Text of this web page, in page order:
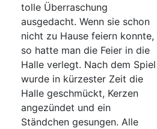
tolle Überraschung
ausgedacht. Wenn sie schon
nicht zu Hause feiern konnte,
so hatte man die Feier in die
Halle verlegt. Nach dem Spiel
wurde in kürzester Zeit die
Halle geschmückt, Kerzen
angezündet und ein
Ständchen gesungen. Alle